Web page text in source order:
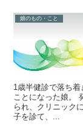
娘のもの・こと
1歳半健診で落ち
ことになった娘。
られ、クリニック
子を診て、...